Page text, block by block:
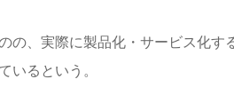
の、実際に製品化・サービス化す
いるという。